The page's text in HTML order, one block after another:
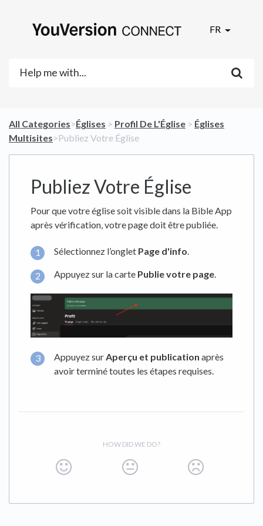
FR
All Categories​>​​Églises ​ > ​ ​Profil De L'Église ​ > ​ ​Églises
Multisites​>​ Publiez Votre Église
Publiez Votre Église
Pour que votre église soit visible dans la Bible App
après vérification, votre page doit être publiée.
Sélectionnez l’onglet Page d'info.
Appuyez sur la carte Publie votre page.
Appuyez surAperçu et publication après
avoir terminé toutes les étapes requises.
HOW DID WE DO?